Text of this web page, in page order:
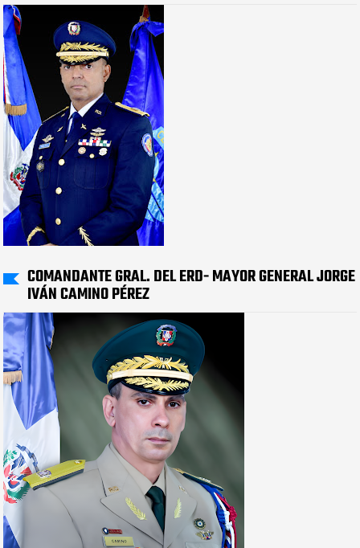
COMANDANTE GRAL. DEL ERD- MAYOR GENERAL JORGE
IVÁN CAMINO PÉREZ